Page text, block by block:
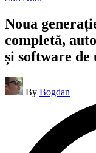
Noua
completă,
și software
Posted
by
By Bogdan